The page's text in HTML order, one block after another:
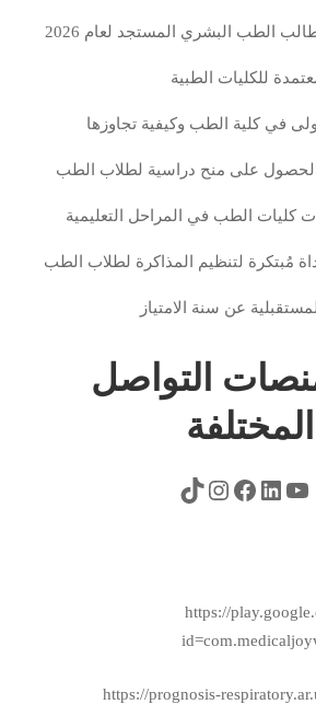
الطب البشري المستجد لعام 2026
للكليات الطبية
في كلية الطب وكيفية تجاوزها
على منح دراسية لطلاب الطب
كليات الطب في المراحل التعليمية
عن سنة الامتياز
منصات التواصل
https://
https://prognosis-